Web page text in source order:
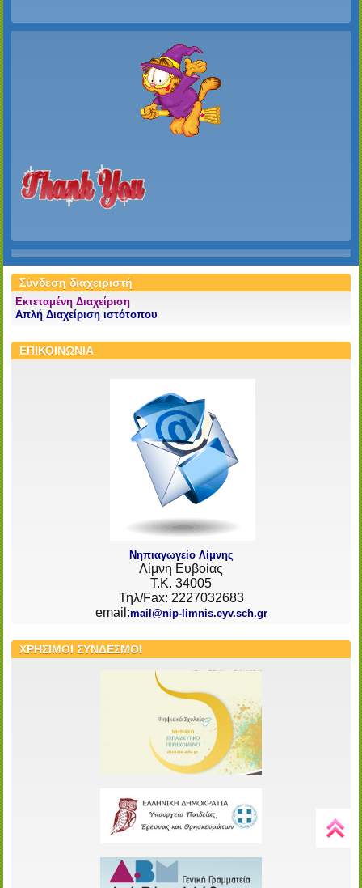
Σύνδεση διαχειριστή
Εκτεταμένη Διαχείριση
Απλή Διαχείριση ιστότοπου
ΕΠΙΚΟΙΝΩΝΙΑ
Νηπιαγωγείο Λίμνης
Λίμνη Ευβοίας
Τ.Κ. 34005
Τηλ/Fax: 2227032683
email:mail@nip-limnis.eyv.sch.gr
ΧΡΗΣΙΜΟΙ ΣΥΝΔΕΣΜΟΙ